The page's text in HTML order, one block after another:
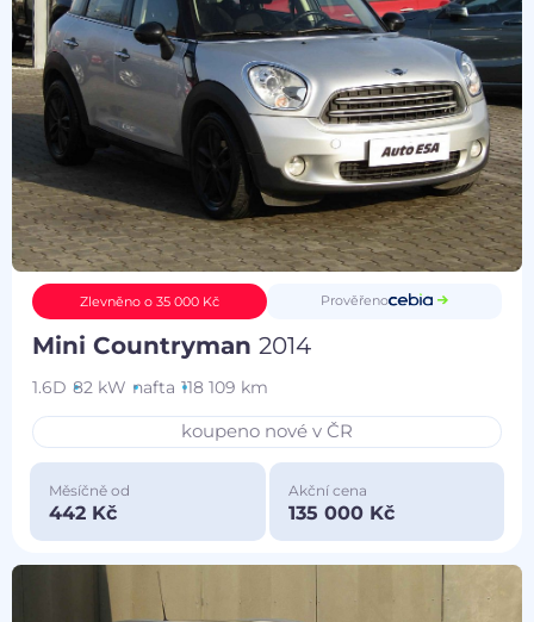
Zlevněno o 35 000 Kč Prověřeno
Mini Countryman2014
1.6D 82 kW nafta 118 109 km
koupeno nové v ČR
Měsíčně od
442 Kč
Akční cena
135 000 Kč